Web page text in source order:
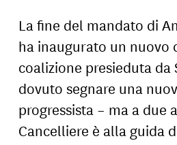
La fine del mandato di
ha inaugurato un nuovo
coalizione presieduta da
dovuto segnare una
progressista – ma a due
Cancelliere è alla guida